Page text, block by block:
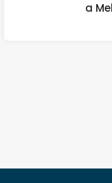
a